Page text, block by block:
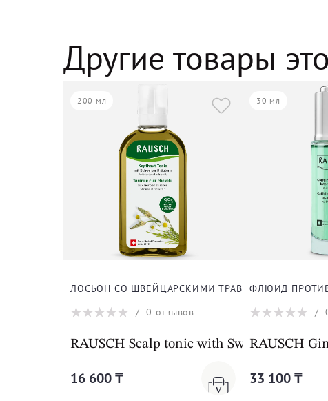
Другие товары
200 мл
ЛОСЬОН СО ШВЕЙЦАРСКИМИ ТРАВАМИ ДЛЯ ВОЛОС
/0 отзывов
RAUSCH Scalp tonic with Swiss herbs
16 600 ₸
30 мл
ФЛЮИД
/
RAUSCH
33 100 ₸